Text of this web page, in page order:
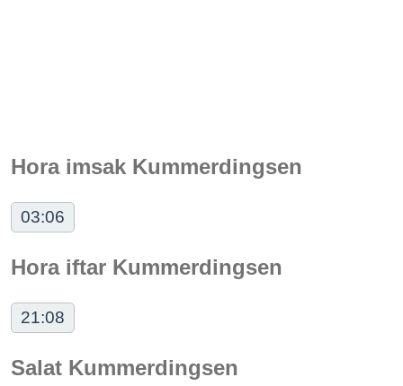
Hora imsak Kummerdingsen
03:06
Hora iftar Kummerdingsen
21:08
Salat Kummerdingsen